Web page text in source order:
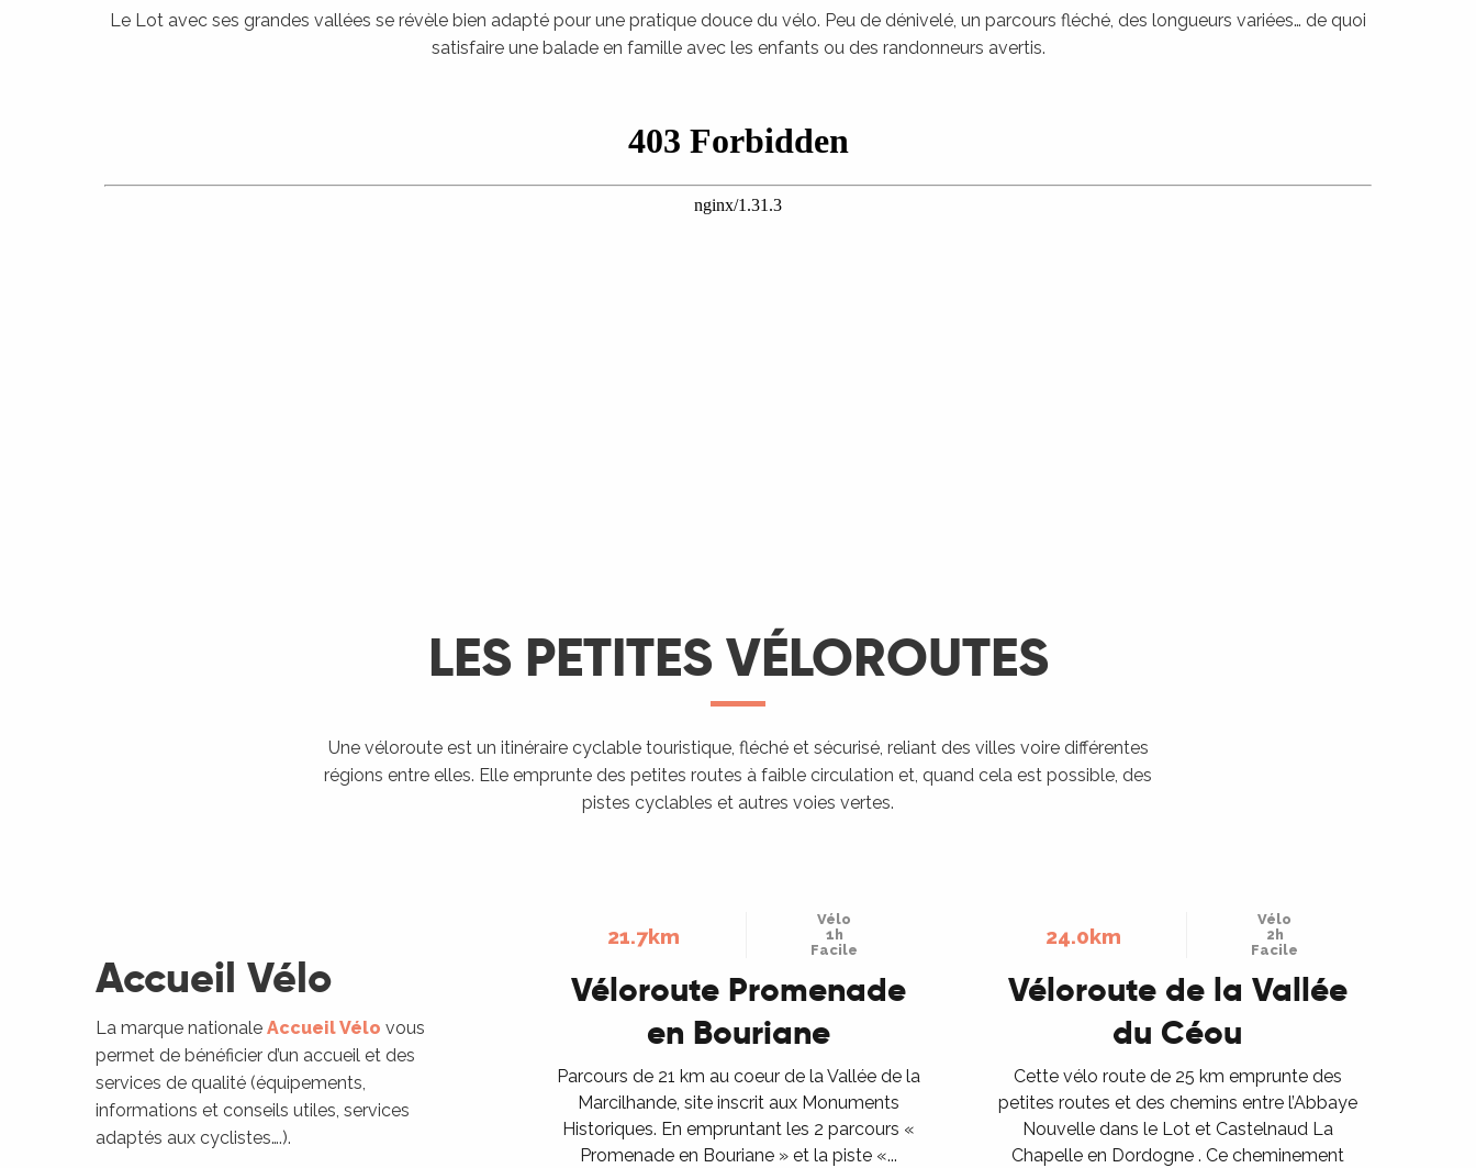
Le Lot avec ses grandes vallées se révèle bien adapté pour une pratique douce du vélo. Peu de dénivelé, un parcours fléché, des longueurs variées… de quoi
satisfaire une balade en famille avec les enfants ou des randonneurs avertis.
LES PETITES VÉLOROUTES
Une véloroute est un itinéraire cyclable touristique, fléché et sécurisé, reliant des villes voire différentes
régions entre elles. Elle emprunte des petites routes à faible circulation et, quand cela est possible, des
pistes cyclables et autres voies vertes.
Accueil Vélo
La marque nationale Accueil Vélo vous
permet de bénéficier d’un accueil et des
services de qualité (équipements,
informations et conseils utiles, services
adaptés aux cyclistes….).
21.7km
Vélo
1h
Facile
Véloroute Promenade
en Bouriane
Parcours de 21 km au coeur de la Vallée de la
Marcilhande, site inscrit aux Monuments
Historiques. En empruntant les 2 parcours «
Promenade en Bouriane » et la piste «...
24.0km
Vélo
2h
Facile
Véloroute de la Vallée
du Céou
Cette vélo route de 25 km emprunte des
petites routes et des chemins entre l’Abbaye
Nouvelle dans le Lot et Castelnaud La
Chapelle en Dordogne . Ce cheminement